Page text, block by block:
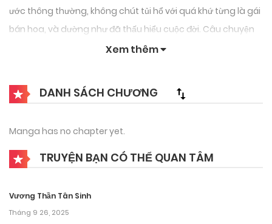
ước thông thường, không chút tủi hổ với quá khứ từng là gái
bán hoa, và dường như đã thấu hiểu cuộc đời. Câu chuyện
theo chân Chihiro ở một thị trấn ven biển nọ, nơi những
đến cô để xin lời khuyên về đủ loại phiền muộn. Câu trả lời của
Chihiro cho những bận tâm về tình cảm, công việc, gia đình,
Xem thêm
DANH SÁCH CHƯƠNG
Manga has no chapter yet.
TRUYỆN BẠN CÓ THỂ QUAN TÂM
Vương Thần Tân Sinh
Tháng 9 26, 2025